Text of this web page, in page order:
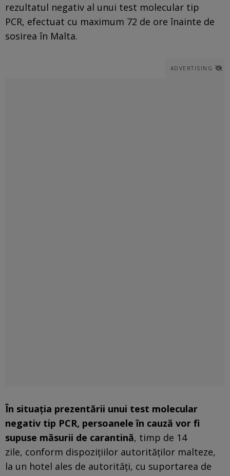
rezultatul negativ al unui test molecular tip
PCR, efectuat cu maximum 72 de ore înainte de
sosirea în Malta.
ADVERTISING
În situaţia prezentării unui test molecular
negativ tip PCR, persoanele în cauză vor fi
supuse măsurii de carantină, timp de 14
zile, conform dispoziţiilor autorităţilor malteze,
la un hotel ales de autorităţi, cu suportarea de